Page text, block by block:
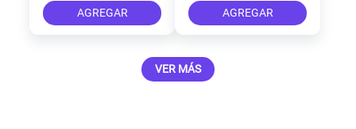
AGREGAR AGREGAR
VER MÁS